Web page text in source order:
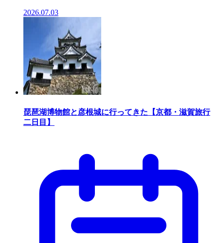
2026.07.03
琵琶湖博物館と彦根城に行ってきた【京都・滋賀旅行
二日目】